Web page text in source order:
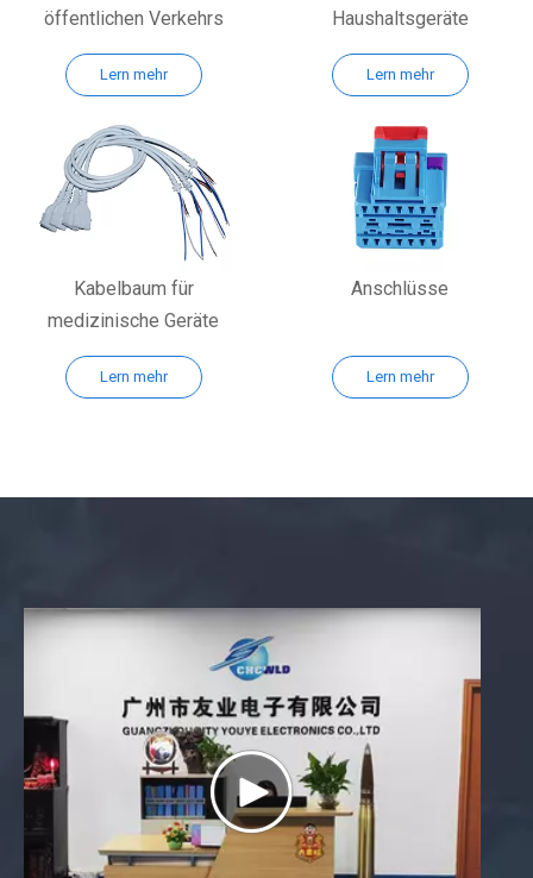
öffentlichen Verkehrs
Lern mehr
Haushaltsgeräte
Lern mehr
Kabelbaum für
medizinische Geräte
Lern mehr
Anschlüsse
Lern mehr